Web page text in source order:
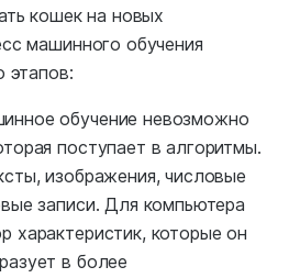
кошек на новых
машинного обучения
этапов:
обучение невозможно
поступает в алгоритмы.
изображения, числовые
записи. Для компьютера
характеристик, которые он
в более